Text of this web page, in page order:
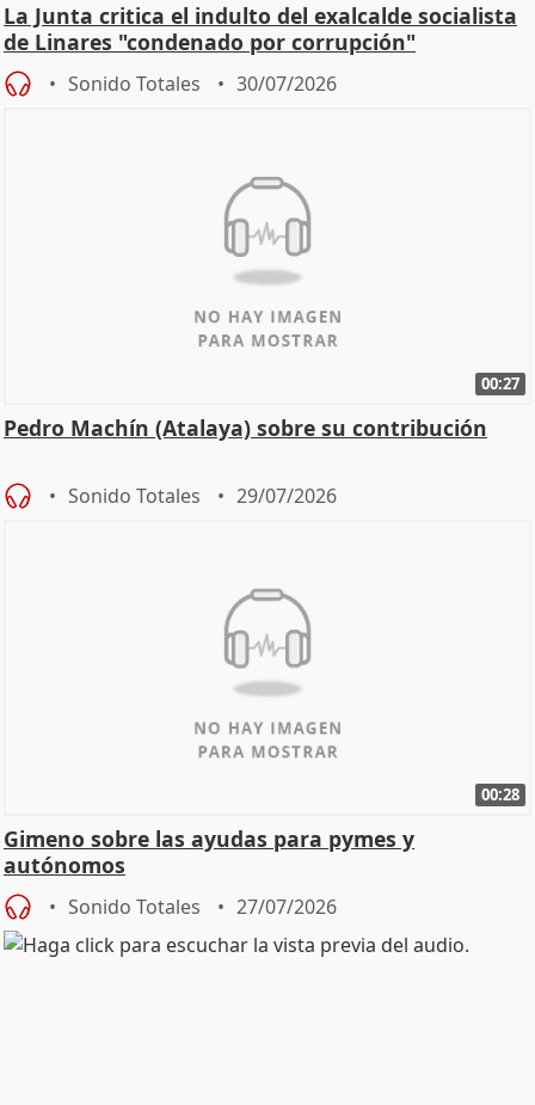
La Junta critica el indulto del exalcalde socialista
de Linares "condenado por corrupción"
Sonido Totales 30/07/2026
00:27
Pedro Machín (Atalaya) sobre su contribución
Sonido Totales 29/07/2026
00:28
Gimeno sobre las ayudas para pymes y
autónomos
Sonido Totales 27/07/2026